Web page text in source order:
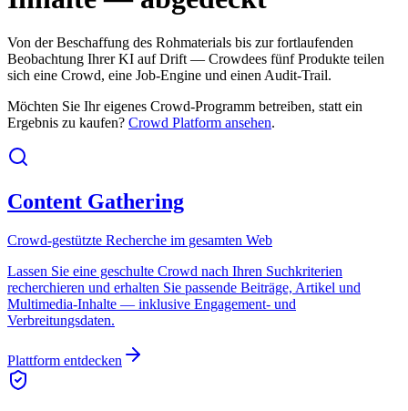
Von der Beschaffung des Rohmaterials bis zur fortlaufenden
Beobachtung Ihrer KI auf Drift — Crowdees fünf Produkte teilen
sich eine Crowd, eine Job-Engine und einen Audit-Trail.
Möchten Sie Ihr eigenes Crowd-Programm betreiben, statt ein
Ergebnis zu kaufen? Crowd Platform ansehen.
Content Gathering
Crowd-gestützte Recherche im gesamten Web
Lassen Sie eine geschulte Crowd nach Ihren Suchkriterien
recherchieren und erhalten Sie passende Beiträge, Artikel und
Multimedia-Inhalte — inklusive Engagement- und
Verbreitungsdaten.
Plattform entdecken